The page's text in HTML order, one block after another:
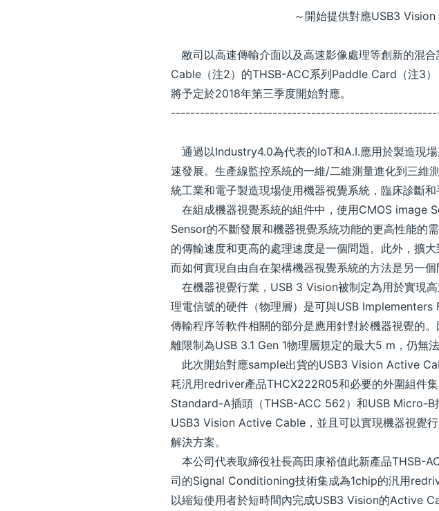
～開始提供對應USB3
敝司以高速傳輸介面以及高速影像處理等創新的混
Cable（注2）的THSB-ACC系列Paddle Card（注3
將予定於2018年第三季度開始對應。
通過以Industry4.0為代表的IoT和A.I.應用於製造現
速發展。生產線監控系統的一維/二維測量進化到三維
統工業和電子製造現場使用機器視覺系統，臨床診斷
在組成機器視覺系統的組件中，使用CMOS image
Sensor的不斷發展和機器視覺系統功能的更高性能的
的傳輸速度和更高的處理速度是一個問題。此外，擴
而如何實現自由自在架構機器視覺系統的方法是另一個
在機器視覺行業，USB 3 Vision被制定為用於實現
理電信號的硬件（物理層）是可與USB Implementers
傳輸程序等軟件相關的部分是應用針對於機器視覺的
離限制為USB 3.1 Gen 1物理層規定的最大5 m，仍無
此次開始對應sample出貨的USB3 Vision Active
耗汎用redriver產品THCX222R05和必要的外圍組件
Standard-A插頭（THSB-ACC 562）和USB Micro-
USB3 Vision Active Cable，並且可以實現機器視覺
解決方案。
本公司代表取締役社長高田康裕值此新產品THSB-
司的Signal Conditioning技術集成為1chip的汎用
以縮短使用者於短時間內完成USB3 Vision的Active